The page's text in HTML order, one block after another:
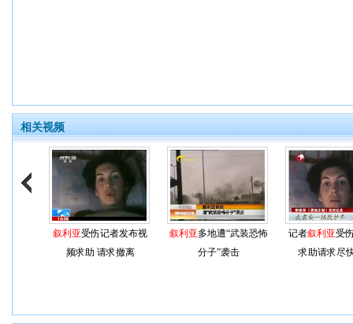
相关视频
叙利亚受伤记者发布视
频求助 请求撤离
叙利亚多地遭“武装恐怖
分子”袭击
记者叙利亚受
求助请求尽